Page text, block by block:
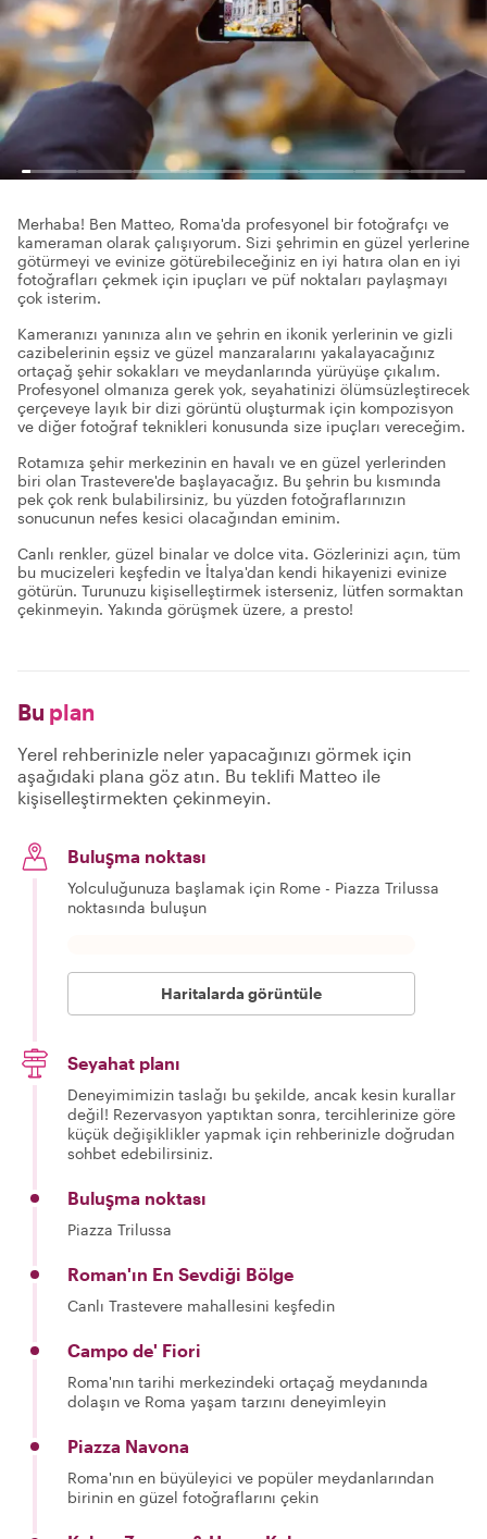
Merhaba! Ben Matteo, Roma'da profesyonel bir fotoğrafçı ve
kameraman olarak çalışıyorum. Sizi şehrimin en güzel yerlerine
götürmeyi ve evinize götürebileceğiniz en iyi hatıra olan en iyi
fotoğrafları çekmek için ipuçları ve püf noktaları paylaşmayı
çok isterim.
Kameranızı yanınıza alın ve şehrin en ikonik yerlerinin ve gizli
cazibelerinin eşsiz ve güzel manzaralarını yakalayacağınız
ortaçağ şehir sokakları ve meydanlarında yürüyüşe çıkalım.
Profesyonel olmanıza gerek yok, seyahatinizi ölümsüzleştirecek
çerçeveye layık bir dizi görüntü oluşturmak için kompozisyon
ve diğer fotoğraf teknikleri konusunda size ipuçları vereceğim.
Rotamıza şehir merkezinin en havalı ve en güzel yerlerinden
biri olan Trastevere'de başlayacağız. Bu şehrin bu kısmında
pek çok renk bulabilirsiniz, bu yüzden fotoğraflarınızın
sonucunun nefes kesici olacağından eminim.
Canlı renkler, güzel binalar ve dolce vita. Gözlerinizi açın, tüm
bu mucizeleri keşfedin ve İtalya'dan kendi hikayenizi evinize
götürün. Turunuzu kişiselleştirmek isterseniz, lütfen sormaktan
çekinmeyin. Yakında görüşmek üzere, a presto!
Bu plan
Yerel rehberinizle neler yapacağınızı görmek için
aşağıdaki plana göz atın. Bu teklifi Matteo ile
kişiselleştirmekten çekinmeyin.
Buluşma noktası
Yolculuğunuza başlamak için Rome - Piazza Trilussa
noktasında buluşun
Haritalarda görüntüle
Seyahat planı
Deneyimimizin taslağı bu şekilde, ancak kesin kurallar
değil! Rezervasyon yaptıktan sonra, tercihlerinize göre
küçük değişiklikler yapmak için rehberinizle doğrudan
sohbet edebilirsiniz.
Buluşma noktası
Piazza Trilussa
Roman'ın En Sevdiği Bölge
Canlı Trastevere mahallesini keşfedin
Campo de' Fiori
Roma'nın tarihi merkezindeki ortaçağ meydanında
dolaşın ve Roma yaşam tarzını deneyimleyin
Piazza Navona
Roma'nın en büyüleyici ve popüler meydanlarından
birinin en güzel fotoğraflarını çekin